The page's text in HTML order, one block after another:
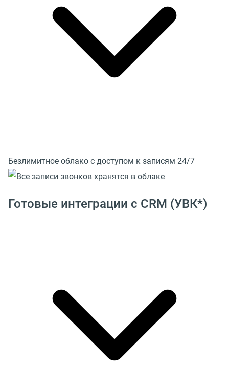
Безлимитное облако с доступом к записям 24/7
Готовые интеграции с CRM (УВК*)